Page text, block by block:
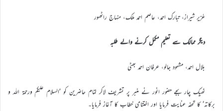
عُزیر شیراز، تبارک احمد، عاصم احمد ملک، منہاج راٹھور
دیگر ممالک سے تعلیم مکمل کرنے والے طلبہ
بلال احمد، مشہود جالو، عرفان احمد بھٹی
ٹھیک چار بجے حضور انور نے منبر پر تشریف لاکر تمام حاضرین کو ’السلام علیکم ورحمۃ اللہ و
برکاتہ‘ کا تحفہ عنایت فرمایا اور اختتامی خطاب کا آغاز فرمایا۔